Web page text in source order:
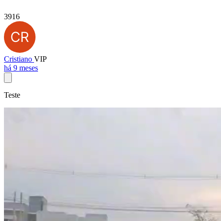
3916
Cristiano VIP
há 9 meses
Teste